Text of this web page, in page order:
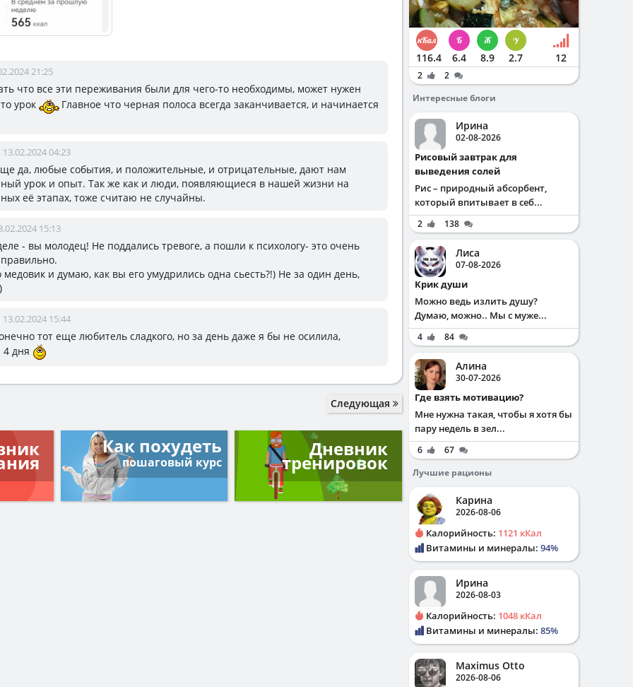
21:25
что все эти переживания были для чего-то необходимы, может нужен
урок
Главное что черная полоса всегда заканчивается, и начинается
13.02.2024 04:23
да, любые события, и положительные, и отрицательные, дают нам
урок и опыт. Так же как и люди, появляющиеся в нашей жизни на
её этапах, тоже считаю не случайны.
15:13
- вы молодец! Не поддались тревоге, а пошли к психологу- это очень
и думаю, как вы его умудрились одна сьесть?!) Не за один день,
13.02.2024 15:44
тот еще любитель сладкого, но за день даже я бы не осилила,
4 дня
Следующая
Как похудеть
пошаговый курс
Дневник
тренировок
116.4 6.4 8.9 2.7 12
2
2
Интересные блоги
Ирина
02-08-2026
Рисовый завтрак для
выведения солей
Рис – природный абсорбент,
который впитывает в себ...
2 138
Лиса
07-08-2026
Крик души
Можно ведь излить душу?
Думаю, можно.. Мы с муже...
4 84
Алина
30-07-2026
Где взять мотивацию?
Мне нужна такая, чтобы я хотя бы
пару недель в зел...
6
67
Лучшие рационы
Карина
2026-08-06
Калорийность: 1121 кКал
Витамины и минералы: 94%
Ирина
2026-08-03
Калорийность: 1048 кКал
Витамины и минералы: 85%
Maximus Otto
2026-08-06